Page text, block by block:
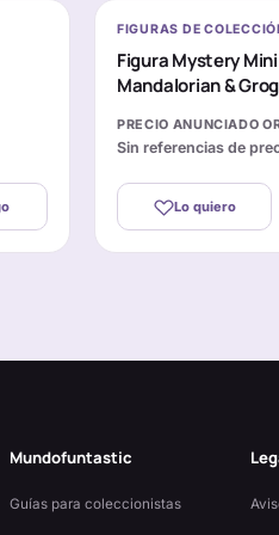
FIGURAS DE
Figura Mystery
Mandalorian &
PRECIO ANUNCIADO
Sin referencias de
Lo quiero
Mundofuntastic
Guías para coleccionistas